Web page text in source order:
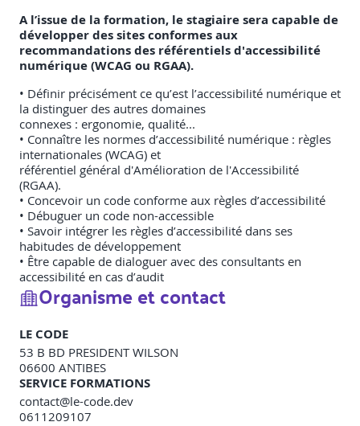
A l’issue de la formation, le stagiaire sera capable de
développer des sites conformes aux
recommandations des référentiels d'accessibilité
numérique (WCAG ou RGAA).
• Définir précisément ce qu’est l’accessibilité numérique et
la distinguer des autres domaines
connexes : ergonomie, qualité...
• Connaître les normes d’accessibilité numérique : règles
internationales (WCAG) et
référentiel général d'Amélioration de l'Accessibilité
(RGAA).
• Concevoir un code conforme aux règles d’accessibilité
• Débuguer un code non-accessible
• Savoir intégrer les règles d’accessibilité dans ses
habitudes de développement
• Être capable de dialoguer avec des consultants en
accessibilité en cas d’audit
Organisme et contact
LE CODE
53 B BD PRESIDENT WILSON
06600 ANTIBES
SERVICE FORMATIONS
contact@le-code.dev
0611209107